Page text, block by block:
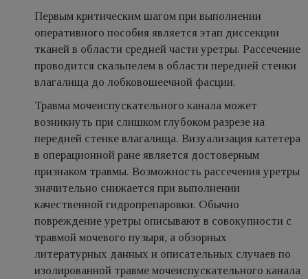
Первым критическим шагом при выполнении
оперативного пособия является этап диссекции
тканей в области средней части уретры. Рассечение
проводится скальпелем в области передней стенки
влагалища до лобковошеечной фасции.
Травма мочеиспускательного канала может
возникнуть при слишком глубоком разрезе на
передней стенке влагалища. Визуализация катетера
в операционной ране является достоверным
признаком травмы. Возможность рассечения уретры
значительно снижается при выполнении
качественной гидропрепаровки. Обычно
повреждение уретры описывают в совокупности с
травмой мочевого пузыря, а обзорных
литературных данных и описательных случаев по
изолированной травме мочеиспускательного канала